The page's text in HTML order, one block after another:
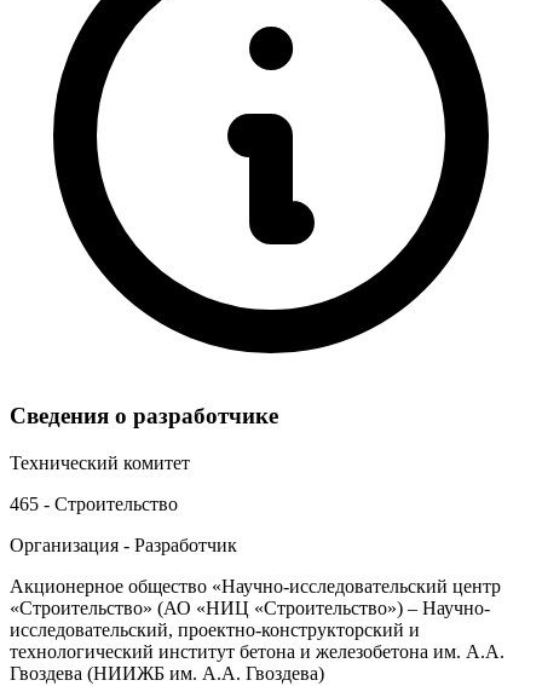
Сведения о разработчике
Технический комитет
465 - Строительство
Организация - Разработчик
Акционерное общество «Научно-исследовательский центр
«Строительство» (АО «НИЦ «Строительство») – Научно-
исследовательский, проектно-конструкторский и
технологический институт бетона и железобетона им. А.А.
Гвоздева (НИИЖБ им. А.А. Гвоздева)